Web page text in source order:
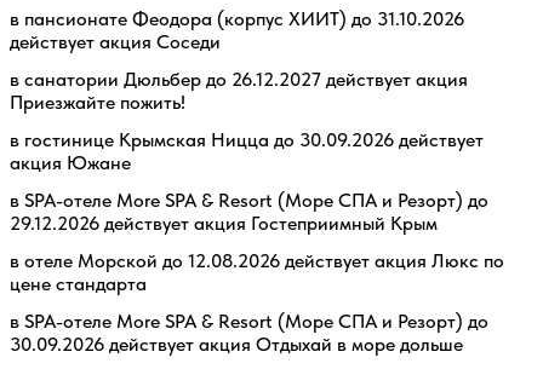
в пансионате Феодора (корпус ХИИТ) до 31.10.2026
действует акция Соседи
в санатории Дюльбер до 26.12.2027 действует акция
Приезжайте пожить!
в гостинице Крымская Ницца до 30.09.2026 действует
акция Южане
в SPA-отеле More SPA & Resort (Море СПА и Резорт) до
29.12.2026 действует акция Гостеприимный Крым
в отеле Морской до 12.08.2026 действует акция Люкс по
цене стандарта
в SPA-отеле More SPA & Resort (Море СПА и Резорт) до
30.09.2026 действует акция Отдыхай в море дольше